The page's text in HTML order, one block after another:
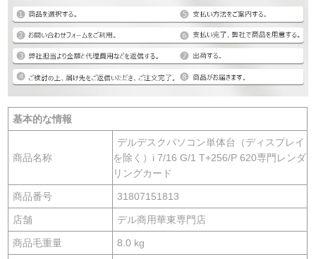
基本的な情報
商品名称
デルデスクパソコン単体台（ディスプレイ
を除く）i 7/16 G/1 T+256/P 620専門レンダ
リングカード
商品番号 31807151813
店舗 デル商用華東専門店
商品毛重量 8.0 kg